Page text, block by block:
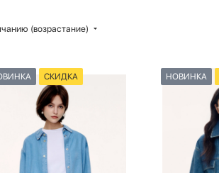
(возрастание)
СКИДКА НОВИНКА